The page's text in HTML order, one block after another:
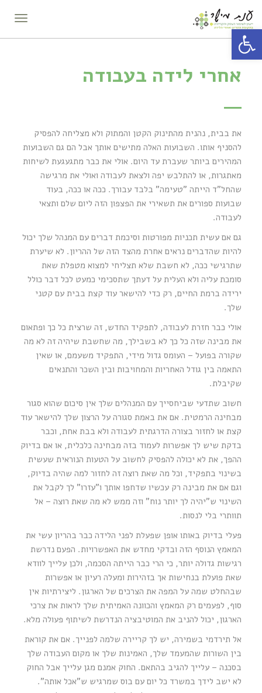
פתח סרגל נגישות
אחרי לידה בעבודה
את בבית, נהנית מהתינוק הקטן והמתוק ולא מצליחה להפסיק
להסניף אותו. השבועות האלה מתישים אותך אבל הם גם השבועות
המהירים ביותר שעברת עד היום. אולי את כבר מתגעגעת לשיחות
מאתגרות, או להתלבש יפה ולצאת לעבודה ואולי את מרגישה
שהחל"ד הייתה "טעימה" בלבד עבורך. ככה או ככה, בעוד
שבועות ספורים את תשאירי את הפצפון הזה ליום שלם ותצאי
לעבודה.
גם אם עשית תכניות מפורטות וסיכמת דברים עם המנהל שלך יכול
להיות שהדברים נראים אחרת מהצד הזה של ההריון. לא שיערת
שתרגישי ככה, לא חשבת שלא תצליחי למצוא מטפלת שאת
סומכת עליה ולא העלית על דעתך שתסכימי כמעט לכל דבר כולל
ירידה ברמת החיים, רק כדי להישאר עוד קצת בבית עם קטני
שלך.
אולי כבר חזרת לעבודה, לתפקיד החדש, זה שרצית כל כך ופתאום
את מבינה שזה כל כך לא בשבילך, מה שחשבת שיהיה זה לא מה
שקורה בפועל – העומס גדול מידי, התפקיד משעמם, או שאין
התאמה בין גודל האחריות והמחויבות ובין השכר והתנאים
שקיבלת.
חשוב שתדעי שביחסייך עם המנהלים שלך אין סיכום שהוא סגור
מבחינה הרמטית. אם את באמת סגורה על הרצון שלך להישאר עוד
קצת או לחזור בצורה הדרגתית לעבודה ולא בבת אחת, וכבר
בדקת שיש לך אפשרות לעמוד בזה מבחינה כלכלית, או אם בדיוק
ההפך, את לא יכולה להפסיק לחשוב על הטעות הנוראית שעשית
בשינוי בתפקיד, וכל מה שאת רוצה זה לחזור למה שהיה בדיוק,
וגם אם את מבינה רק עכשיו שדחפו אותך ו"עזרו" לך לקבל את
השינוי ש"יהיה לך יותר נוח" וזה ממש לא מה שאת רוצה – אל
תוותרי בלי לנסות.
פעלי בדיוק באותו אופן שפעלת לפני הלידה כבר בהריון עשי את
המאמץ הנוסף הזה ובדקי מחדש את האפשרויות. הפעם נדרשת
רגישות גדולה יותר, כי הרי כבר הייתה הסכמה, ולכן עלייך לוודא
שאת פועלת בנחישות אך בזהירות ומעלה רעיון או אפשרות
שבהחלט שמה על המפה את הצרכים של הארגון. ליצירתיות אין
סוף, לפעמים רק המאמץ והכוונה האמיתית שלך לראות את צרכי
הארגון, יכול להניב את המוטיבציה הנדרשת לשיתוף פעולה מלא.
אל תירדמי בשמירה, יש לך קריירה שלמה לפנייך. אם את קוראת
בין השורות שהמעמד שלך, האמינות שלך או מקום העבודה שלך
בסכנה – עלייך להגיב בהתאם. החוק אמנם מגן עלייך אבל החוק
לא ישב לידך במשרד כל יום עם בוס שמרגיש ש"אכל אותה".